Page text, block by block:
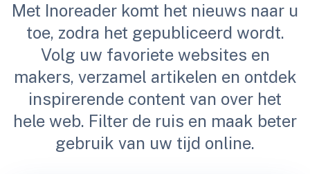
Met Inoreader komt het nieuws naar u
toe, zodra het gepubliceerd wordt.
Volg uw favoriete websites en
makers, verzamel artikelen en ontdek
inspirerende content van over het
hele web. Filter de ruis en maak beter
gebruik van uw tijd online.